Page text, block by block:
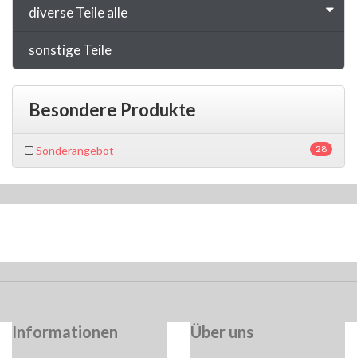
diverse Teile alle
sonstige Teile
Besondere Produkte
28
Sonderangebot
Informationen Über uns